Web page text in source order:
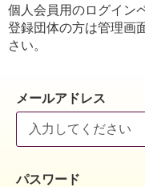
個人会員用のログイン
登録団体の方は管理画
さい。
メールアドレス
パスワード